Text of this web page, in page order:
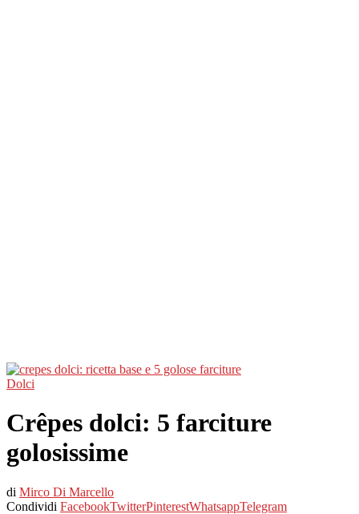
Dolci
Crêpes dolci: 5 farciture
golosissime
di Mirco Di Marcello
Condividi FacebookTwitterPinterestWhatsappTelegram